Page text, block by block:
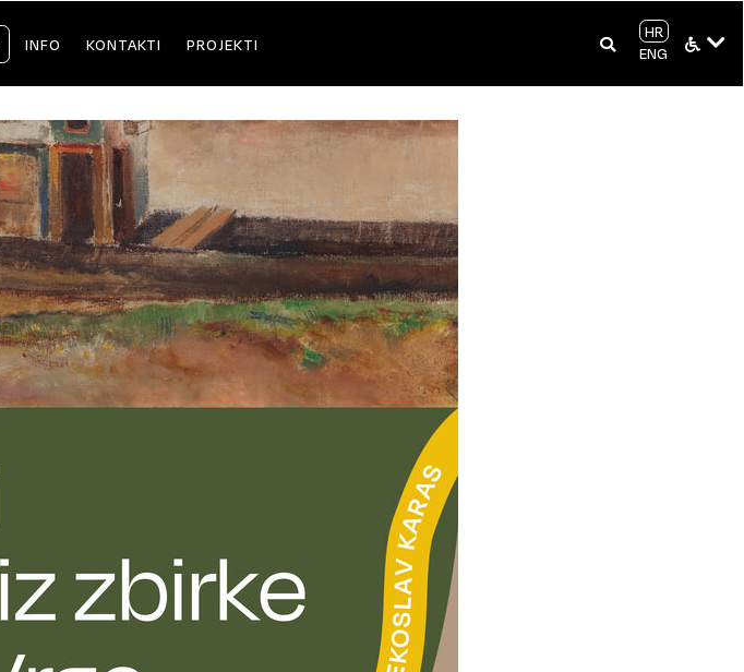
INFO KONTAKTI PROJEKTI
HR
ENG